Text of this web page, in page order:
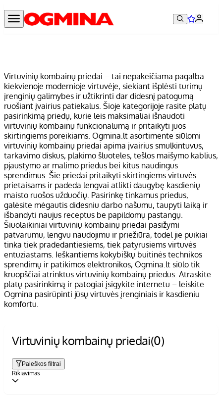
Virtuvinių kombainų priedai – tai nepakeičiama pagalba
kiekvienoje modernioje virtuvėje, siekiant išplėsti turimų
įrenginių galimybes ir užtikrinti dar didesnį patogumą
ruošiant įvairius patiekalus. Šioje kategorijoje rasite platų
pasirinkimą priedų, kurie leis maksimaliai išnaudoti
virtuvinių kombainų funkcionalumą ir pritaikyti juos
skirtingiems poreikiams. Ogmina.lt asortimente siūlomi
virtuvinių kombainų priedai apima įvairius smulkintuvus,
tarkavimo diskus, plakimo šluoteles, tešlos maišymo kablius,
pjaustymo ar malimo priedus bei kitus naudingus
sprendimus. Šie priedai pritaikyti skirtingiems virtuvės
prietaisams ir padeda lengvai atlikti daugybę kasdienių
maisto ruošos užduočių. Pasirinkę tinkamus priedus,
galėsite mėgautis didesniu darbo našumu, taupyti laiką ir
išbandyti naujus receptus be papildomų pastangų.
Šiuolaikiniai virtuvinių kombainų priedai pasižymi
patvarumu, lengvu naudojimu ir priežiūra, todėl jie puikiai
tinka tiek pradedantiesiems, tiek patyrusiems virtuvės
entuziastams. Ieškantiems kokybiškų buitinės technikos
sprendimų ir patikimos elektronikos, Ogmina.lt siūlo tik
kruopščiai atrinktus virtuvinių kombainų priedus. Atraskite
platų pasirinkimą ir patogiai įsigykite internetu – leiskite
Ogmina pasirūpinti jūsų virtuvės įrenginiais ir kasdieniu
komfortu.
Virtuvinių kombainų priedai(0)
Paieškos filtrai
Rikiavimas